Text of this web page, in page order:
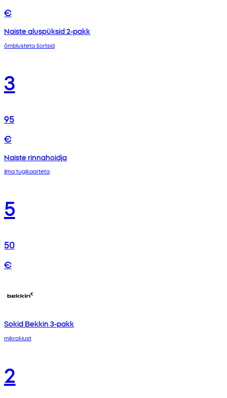
€
Naiste aluspüksid 2-pakk
õmblusteta šortsid
3
95
€
Naiste rinnahoidja
ilma tugikaarteta
5
50
€
Sokid Bekkin 3-pakk
mikrokiust
2